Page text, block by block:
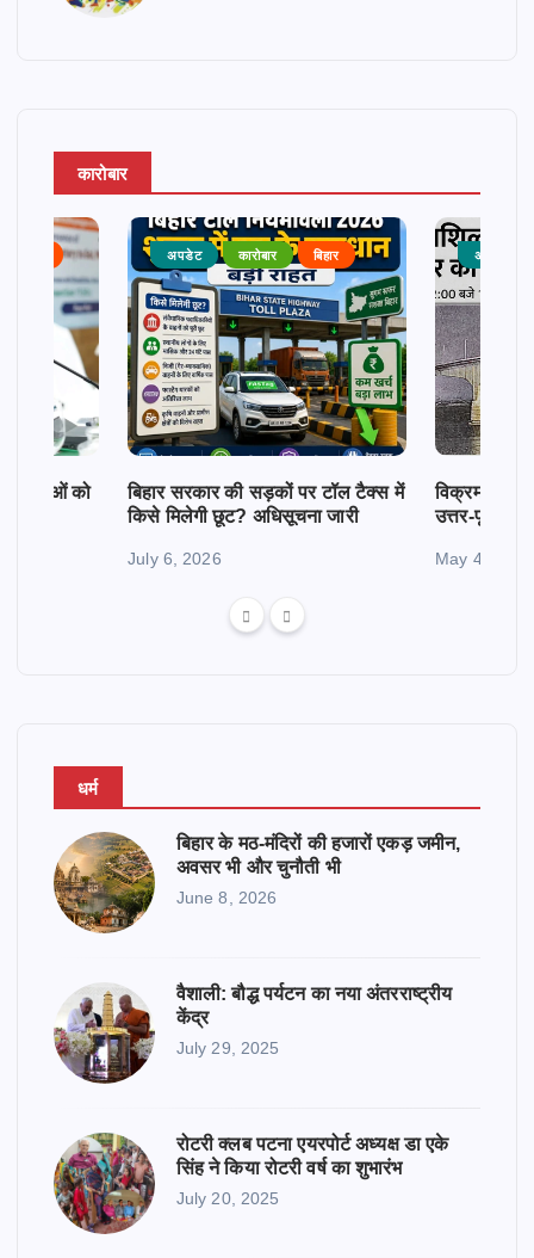
कारोबार
महिलाओं को
अपडेट कारोबार बिहार
बिहार सरकार की सड़कों पर टॉल टैक्स में
किसे मिलेगी छूट? अधिसूचना जारी
July 6, 2026
अपडेट
विक्रमशिला
उत्तर-पूर्व
May 4, 2026
धर्म
बिहार के मठ-मंदिरों की हजारों एकड़ जमीन,
अवसर भी और चुनौती भी
June 8, 2026
वैशाली: बौद्ध पर्यटन का नया अंतरराष्ट्रीय
केंद्र
July 29, 2025
रोटरी क्लब पटना एयरपोर्ट अध्यक्ष डा एके
सिंह ने किया रोटरी वर्ष का शुभारंभ
July 20, 2025